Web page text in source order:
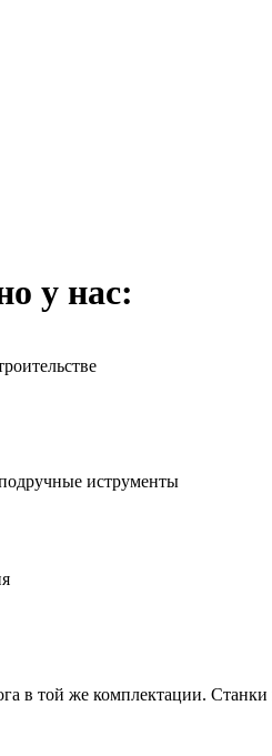
у нас:
иструменты
той же комплектации. Станки